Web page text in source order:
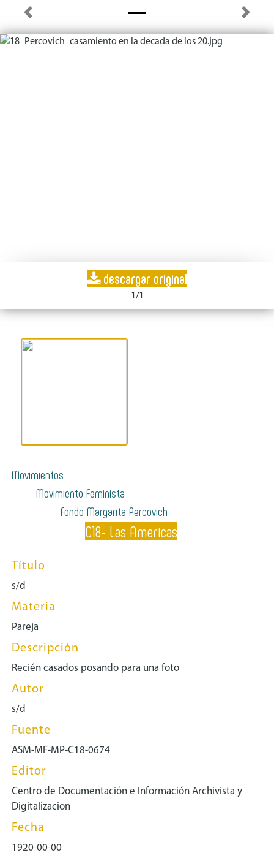
descargar original
1/1
Previous Next
Movimientos
Movimiento Feminista
Fondo Margarita Percovich
C18- Las Americas
Título
s/d
Materia
Pareja
Descripción
Recién casados posando para una foto
Autor
s/d
Fuente
ASM-MF-MP-C18-0674
Editor
Centro de Documentación e Información Archivista y
Digitalizacion
Fecha
1920-00-00